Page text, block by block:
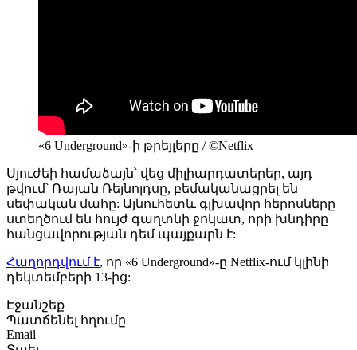
«6 Underground»-ի թրեյլերը / ©Netflix
Սյուժեի համաձայն՝ վեց միլիարդատերեր, այդ
թվում՝ Ռայան Ռեյնոլդսը, բեմականացրել են
սեփական մահը: Այնուհետև գլխավոր հերոսները
ստեղծում են հույժ գաղտնի ջոկատ, որի խնդիրը
հանցավորության դեմ պայքարն է:
Հաղորդվում է, որ «6 Underground»-ը Netflix-ում կլինի
դեկտեմբերի 13-ից:
Էջանշեք
Պատճենել հղումը
Email